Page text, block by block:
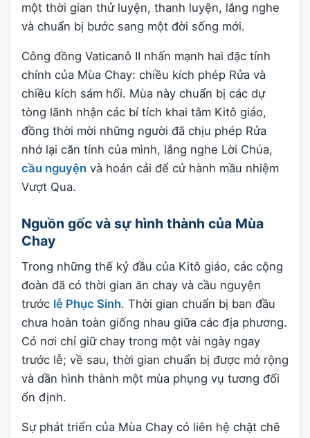
một thời gian thử luyện, thanh luyện, lắng nghe
và chuẩn bị bước sang một đời sống mới.
Công đồng Vaticanô II nhấn mạnh hai đặc tính
chính của Mùa Chay: chiều kích phép Rửa và
chiều kích sám hối. Mùa này chuẩn bị các dự
tòng lãnh nhận các bí tích khai tâm Kitô giáo,
đồng thời mời những người đã chịu phép Rửa
nhớ lại căn tính của mình, lắng nghe Lời Chúa,
cầu nguyện và hoán cải để cử hành mầu nhiệm
Vượt Qua.
Nguồn gốc và sự hình thành của Mùa
Chay
Trong những thế kỷ đầu của Kitô giáo, các cộng
đoàn đã có thời gian ăn chay và cầu nguyện
trước lễ Phục Sinh. Thời gian chuẩn bị ban đầu
chưa hoàn toàn giống nhau giữa các địa phương.
Có nơi chỉ giữ chay trong một vài ngày ngay
trước lễ; về sau, thời gian chuẩn bị được mở rộng
và dần hình thành một mùa phụng vụ tương đối
ổn định.
Sự phát triển của Mùa Chay có liên hệ chặt chẽ